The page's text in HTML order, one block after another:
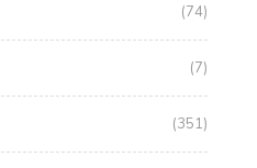
(74)
(7)
(351)